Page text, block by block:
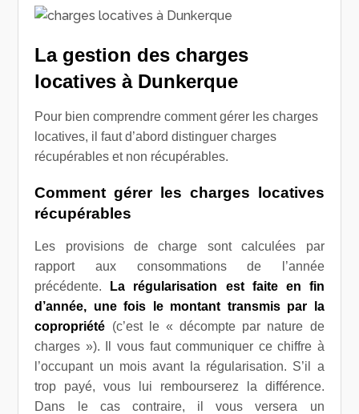
La gestion des charges
locatives à Dunkerque
Pour bien comprendre comment gérer les charges
locatives, il faut d’abord distinguer charges
récupérables et non récupérables.
Comment gérer les charges locatives
récupérables
Les provisions de charge sont calculées par
rapport aux consommations de l’année
précédente.
La régularisation est faite en fin
d’année, une fois le montant transmis par la
copropriété (c’est le « décompte par nature de
charges »). Il vous faut communiquer ce chiffre à
l’occupant un mois avant la régularisation. S’il a
trop payé, vous lui rembourserez la différence.
Dans le cas contraire, il vous versera un